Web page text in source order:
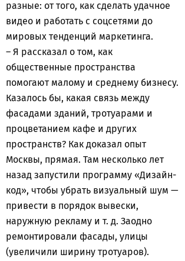
разные: от того, как сделать удачное
видео и работать с соцсетями до
мировых тенденций маркетинга.
– Я рассказал о том, как
общественные пространства
помогают малому и среднему бизнесу.
Казалось бы, какая связь между
фасадами зданий, тротуарами и
процветанием кафе и других
пространств? Как доказал опыт
Москвы, прямая. Там несколько лет
назад запустили программу «Дизайн-
код», чтобы убрать визуальный шум —
привести в порядок вывески,
наружную рекламу и т. д. Заодно
ремонтировали фасады, улицы
(увеличили ширину тротуаров).